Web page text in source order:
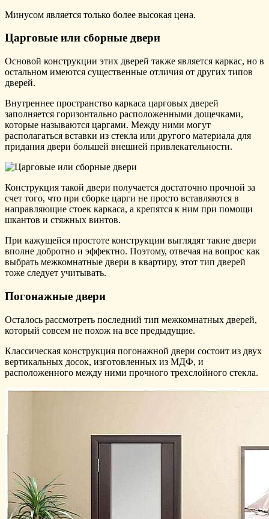
Минусом является только более высокая цена.
Царговые или сборные двери
Основой конструкции этих дверей также является каркас, но в
остальном имеются существенные отличия от других типов
дверей.
Внутреннее пространство каркаса царговых дверей
заполняется горизонтально расположенными дощечками,
которые называются царгами. Между ними могут
располагаться вставки из стекла или другого материала для
придания двери большей внешней привлекательности.
Конструкция такой двери получается достаточно прочной за
счет того, что при сборке царги не просто вставляются в
направляющие стоек каркаса, а крепятся к ним при помощи
шкантов и стяжных винтов.
При кажущейся простоте конструкции выглядят такие двери
вполне добротно и эффектно. Поэтому, отвечая на вопрос как
выбрать межкомнатные двери в квартиру, этот тип дверей
тоже следует учитывать.
Погонажные двери
Осталось рассмотреть последний тип межкомнатных дверей,
который совсем не похож на все предыдущие.
Классическая конструкция погонажной двери состоит из двух
вертикальных досок, изготовленных из МДФ, и
расположенного между ними прочного трехслойного стекла.